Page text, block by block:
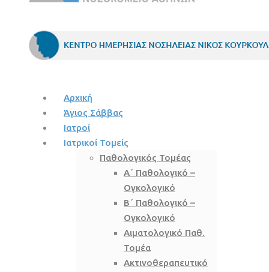
Αρχική
Άγιος Σάββας
Ιατροί
Ιατρικοί Τομείς
Παθολογικός Τομέας
Α΄ Παθολογικό –
Ογκολογικό
Β΄ Παθολογικό –
Ογκολογικό
Αιματολογικό Παθ.
Τομέα
Ακτινοθεραπευτικό